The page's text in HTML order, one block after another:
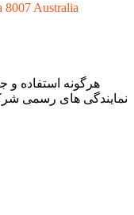
8007 Australia
هرگونه استفاده و
نمایندگی های رسمی